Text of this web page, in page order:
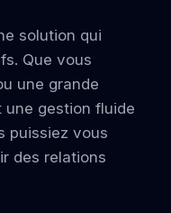
solution qui
Que vous
une grande
gestion fluide
puissiez vous
des relations